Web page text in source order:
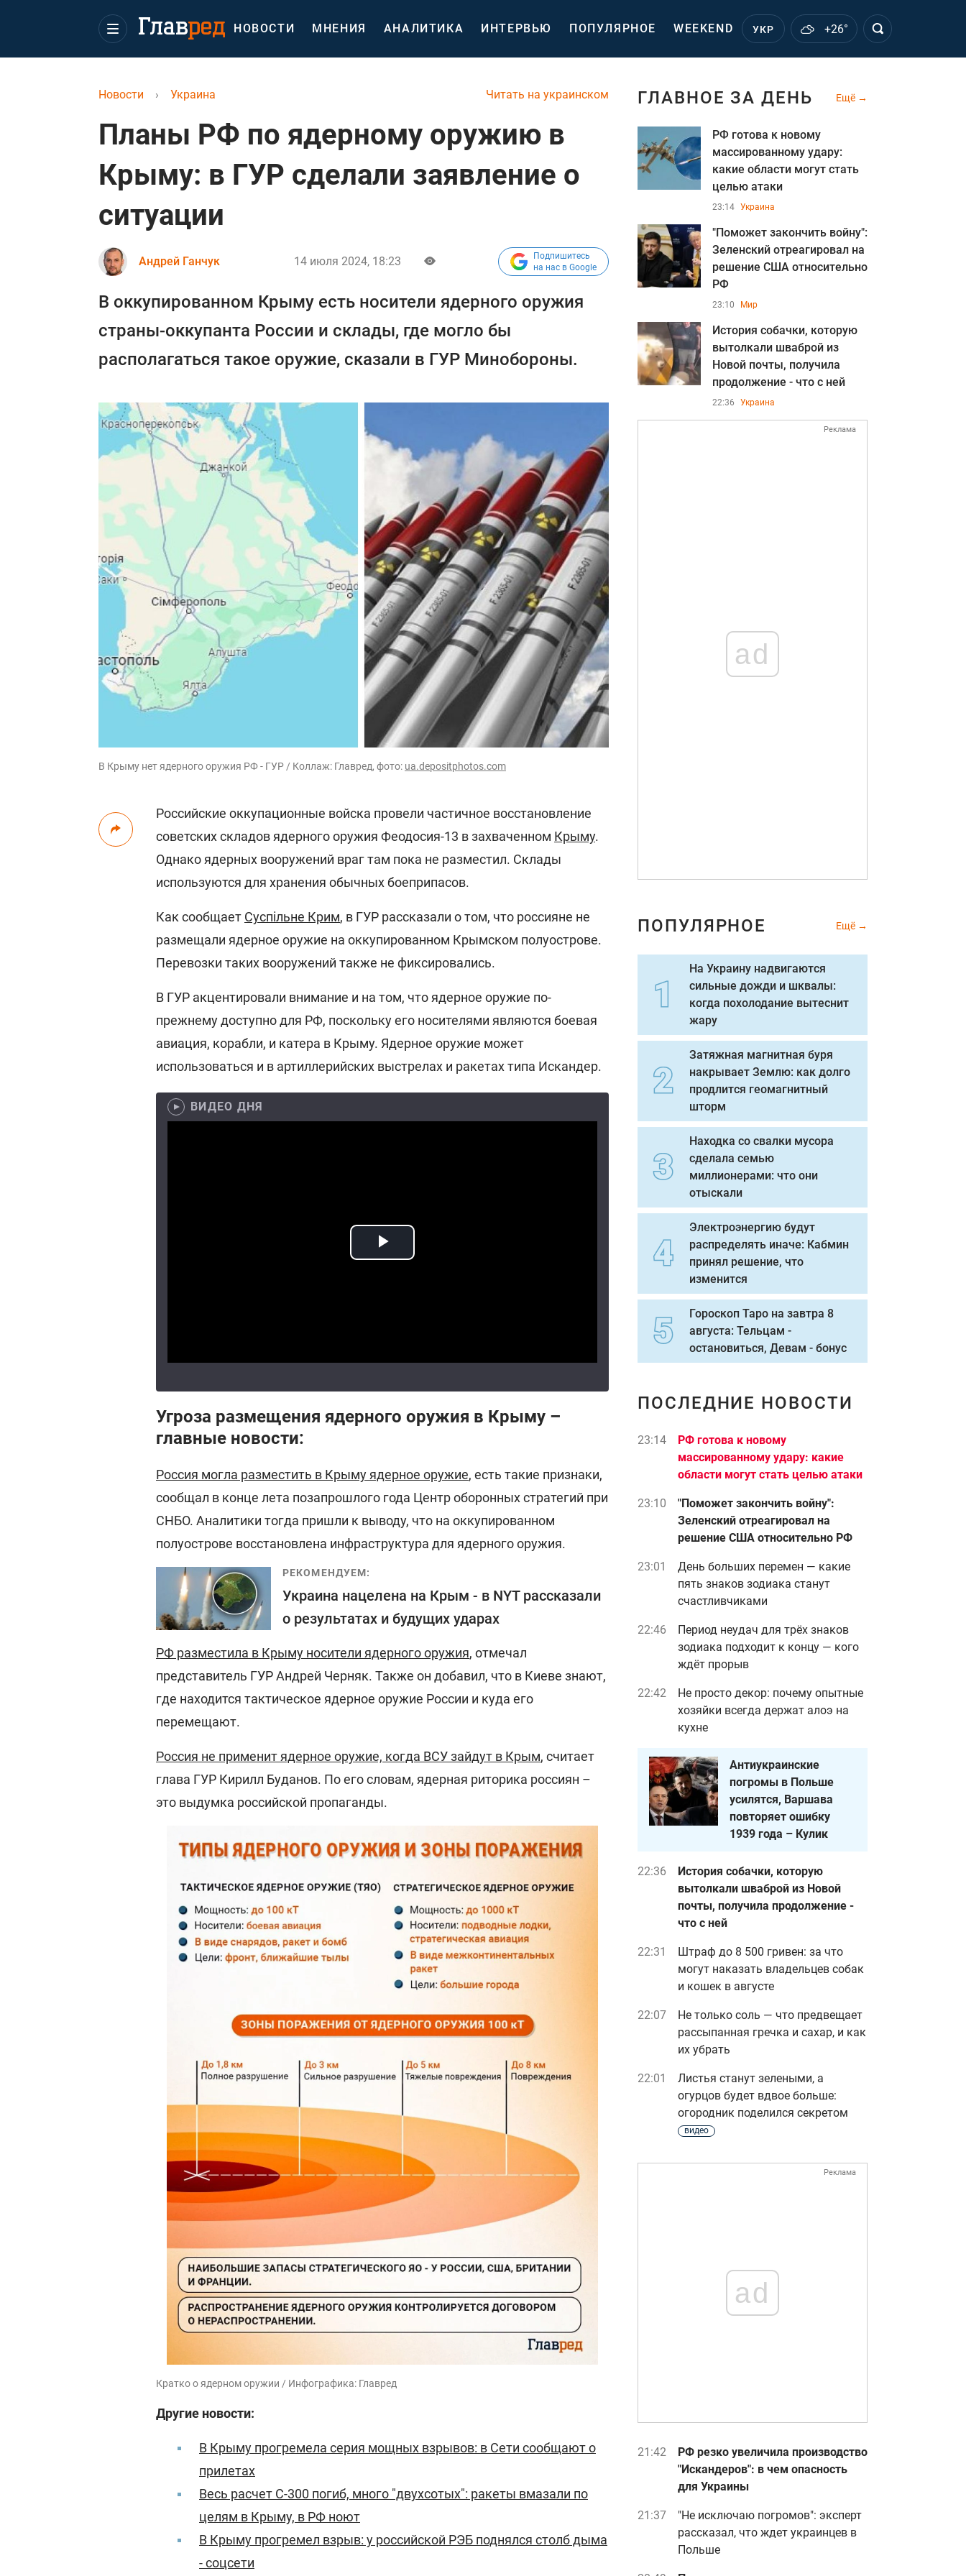
НОВОСТИ МНЕНИЯ АНАЛИТИКА ИНТЕРВЬЮ ПОПУЛЯРНОЕ WEEKEND УКР +26°
Читать на украинском
Новости › Украина
Планы РФ по ядерному оружию в
Крыму: в ГУР сделали заявление о
ситуации
Андрей Ганчук 14 июля 2024, 18:23
Подпишитесь
на нас в Google
В оккупированном Крыму есть носители ядерного оружия
страны-оккупанта России и склады, где могло бы
располагаться такое оружие, сказали в ГУР Минобороны.
В Крыму нет ядерного оружия РФ - ГУР / Коллаж: Главред, фото: ua.depositphotos.com
Российские оккупационные войска провели частичное восстановление
советских складов ядерного оружия Феодосия-13 в захваченном Крыму.
Однако ядерных вооружений враг там пока не разместил. Склады
используются для хранения обычных боеприпасов.
Как сообщает Суспільне Крим, в ГУР рассказали о том, что россияне не
размещали ядерное оружие на оккупированном Крымском полуострове.
Перевозки таких вооружений также не фиксировались.
В ГУР акцентировали внимание и на том, что ядерное оружие по-
прежнему доступно для РФ, поскольку его носителями являются боевая
авиация, корабли, и катера в Крыму. Ядерное оружие может
использоваться и в артиллерийских выстрелах и ракетах типа Искандер.
ВИДЕО ДНЯ
Угроза размещения ядерного оружия в Крыму –
главные новости:
Россия могла разместить в Крыму ядерное оружие, есть такие признаки,
сообщал в конце лета позапрошлого года Центр оборонных стратегий при
СНБО. Аналитики тогда пришли к выводу, что на оккупированном
полуострове восстановлена инфраструктура для ядерного оружия.
РЕКОМЕНДУЕМ:
Украина нацелена на Крым - в NYT рассказали
о результатах и будущих ударах
РФ разместила в Крыму носители ядерного оружия, отмечал
представитель ГУР Андрей Черняк. Также он добавил, что в Киеве знают,
где находится тактическое ядерное оружие России и куда его
перемещают.
Россия не применит ядерное оружие, когда ВСУ зайдут в Крым, считает
глава ГУР Кирилл Буданов. По его словам, ядерная риторика россиян –
это выдумка российской пропаганды.
Кратко о ядерном оружии / Инфографика: Главред
Другие новости:
В Крыму прогремела серия мощных взрывов: в Сети сообщают о
прилетах
Весь расчет С-300 погиб, много "двухсотых": ракеты вмазали по
целям в Крыму, в РФ ноют
В Крыму прогремел взрыв: у российской РЭБ поднялся столб дыма
- соцсети
ГЛАВНОЕ ЗА ДЕНЬ Ещё
РФ готова к новому
массированному удару:
какие области могут стать
целью атаки
23:14 Украина
"Поможет закончить войну":
Зеленский отреагировал на
решение США относительно
РФ
23:10 Мир
История собачки, которую
вытолкали шваброй из
Новой почты, получила
продолжение - что с ней
22:36 Украина
Реклама
ad
ПОПУЛЯРНОЕ Ещё
На Украину надвигаются
сильные дожди и шквалы:
когда похолодание вытеснит
жару
Затяжная магнитная буря
накрывает Землю: как долго
продлится геомагнитный
шторм
Находка со свалки мусора
сделала семью
миллионерами: что они
отыскали
Электроэнергию будут
распределять иначе: Кабмин
принял решение, что
изменится
Гороскоп Таро на завтра 8
августа: Тельцам -
остановиться, Девам - бонус
ПОСЛЕДНИЕ НОВОСТИ
23:14
РФ готова к новому
массированному удару: какие
области могут стать целью атаки
23:10
"Поможет закончить войну":
Зеленский отреагировал на
решение США относительно РФ
23:01
День больших перемен — какие
пять знаков зодиака станут
счастливчиками
22:46
Период неудач для трёх знаков
зодиака подходит к концу — кого
ждёт прорыв
22:42
Не просто декор: почему опытные
хозяйки всегда держат алоэ на
кухне
Антиукраинские
погромы в Польше
усилятся, Варшава
повторяет ошибку
1939 года – Кулик
22:36
История собачки, которую
вытолкали шваброй из Новой
почты, получила продолжение -
что с ней
22:31
Штраф до 8 500 гривен: за что
могут наказать владельцев собак
и кошек в августе
22:07
Не только соль — что предвещает
рассыпанная гречка и сахар, и как
их убрать
22:01
Листья станут зелеными, а
огурцов будет вдвое больше:
огородник поделился секретом
видео
Реклама
ad
21:42
РФ резко увеличила производство
"Искандеров": в чем опасность
для Украины
21:37
"Не исключаю погромов": эксперт
рассказал, что ждет украинцев в
Польше